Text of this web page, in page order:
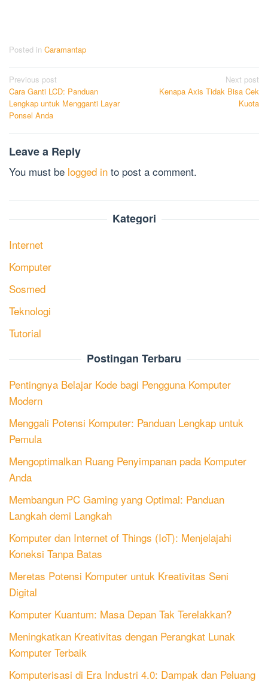
Posted in Caramantap
Post
navigation
Previous post
Cara Ganti LCD: Panduan
Lengkap untuk Mengganti Layar
Ponsel Anda
Next post
Kenapa Axis Tidak Bisa Cek
Kuota
Leave a Reply
You must be logged in to post a comment.
Kategori
Internet
Komputer
Sosmed
Teknologi
Tutorial
Postingan Terbaru
Pentingnya Belajar Kode bagi Pengguna Komputer
Modern
Menggali Potensi Komputer: Panduan Lengkap untuk
Pemula
Mengoptimalkan Ruang Penyimpanan pada Komputer
Anda
Membangun PC Gaming yang Optimal: Panduan
Langkah demi Langkah
Komputer dan Internet of Things (IoT): Menjelajahi
Koneksi Tanpa Batas
Meretas Potensi Komputer untuk Kreativitas Seni
Digital
Komputer Kuantum: Masa Depan Tak Terelakkan?
Meningkatkan Kreativitas dengan Perangkat Lunak
Komputer Terbaik
Komputerisasi di Era Industri 4.0: Dampak dan Peluang